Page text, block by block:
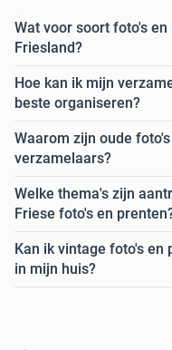
Wat voor soort foto's
Friesland?
Hoe kan ik mijn
beste organiseren?
Waarom zijn oude
verzamelaars?
Welke thema's zijn
Friese foto's en
Kan ik vintage foto's
in mijn huis?